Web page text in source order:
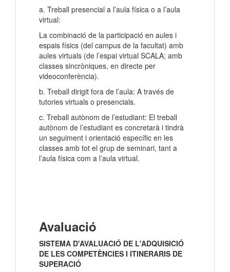
a. Treball presencial a l’aula física o a l’aula
virtual:
La combinació de la participació en aules i
espais físics (del campus de la facultat) amb
aules virtuals (de l’espai virtual SCALA; amb
classes sincròniques, en directe per
videoconferència).
b. Treball dirigit fora de l’aula: A través de
tutories virtuals o presencials.
c. Treball autònom de l’estudiant: El treball
autònom de l’estudiant es concretarà i tindrà
un seguiment i orientació específic en les
classes amb tot el grup de seminari, tant a
l’aula física com a l’aula virtual.
Avaluació
SISTEMA D'AVALUACIÓ DE L'ADQUISICIÓ
DE LES COMPETÈNCIES I ITINERARIS DE
SUPERACIÓ